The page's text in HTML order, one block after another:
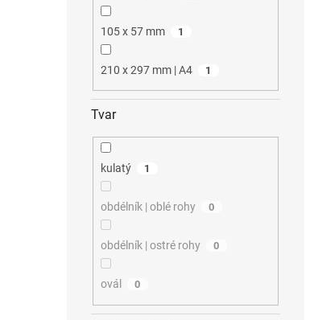
105 x 57 mm 1
210 x 297 mm | A4 1
Tvar
kulatý 1
obdélník | oblé rohy 0
obdélník | ostré rohy 0
ovál 0